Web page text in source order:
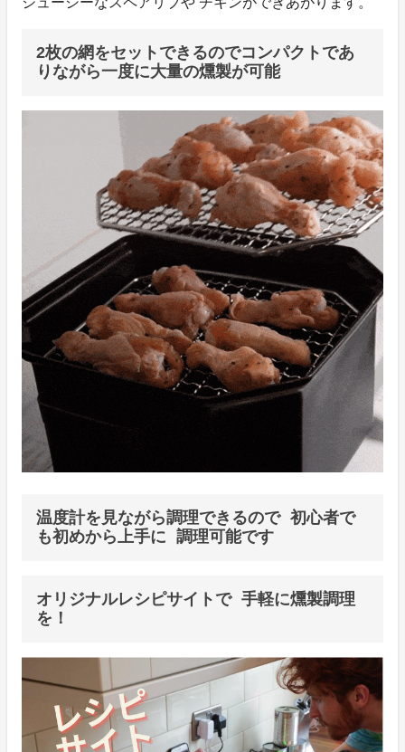
2枚の網をセットできるのでコンパクトであ
りながら一度に大量の燻製が可能
温度計を見ながら調理できるので 初心者で
も初めから上手に 調理可能です
オリジナルレシピサイトで 手軽に燻製調理
を！